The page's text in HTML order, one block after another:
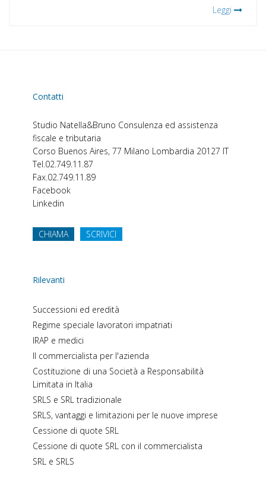
Leggi
Contatti
Studio Natella&Bruno Consulenza ed assistenza
fiscale e tributaria
Corso Buenos Aires, 77 Milano Lombardia 20127 IT
Tel.02.749.11.87
Fax.02.749.11.89
Facebook
Linkedin
CHIAMA SCRIVICI
Rilevanti
Successioni ed eredità
Regime speciale lavoratori impatriati
IRAP e medici
Il commercialista per l'azienda
Costituzione di una Società a Responsabilità
Limitata in Italia
SRLS e SRL tradizionale
SRLS, vantaggi e limitazioni per le nuove imprese
Cessione di quote SRL
Cessione di quote SRL con il commercialista
SRL e SRLS